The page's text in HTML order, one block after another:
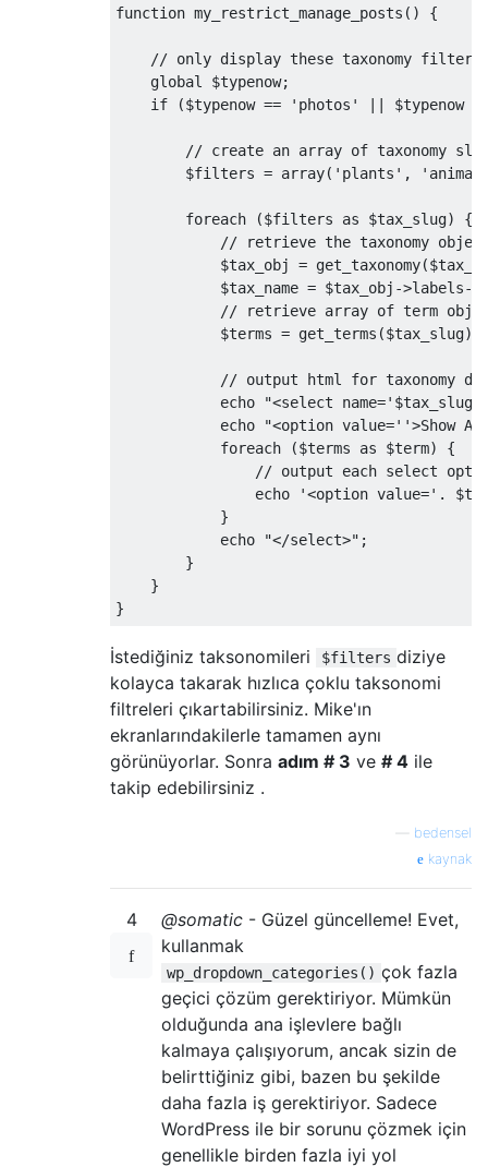
function my_restrict_manage_posts () {
// only display these taxonomy filters
global
$typenow;
if
($typenow == 'photos' $typenow
// create an array of taxonomy
        $filters
= array( 'plants' ,
foreach ($filters as $tax_slug)
{
// retrieve the taxonomy
            $tax_obj
= get_taxonomy(
            $tax_name
= $tax_obj ->labels->
// retrieve array of term
            $terms
= get_terms ($tax_slug);
// output html for taxonomy
            echo
"<select
            echo
"<option value=''>Show
foreach
($terms as $term)
{
// output each select
                echo
'<option value=' .
}
            echo
"</select>" ;
}
}
}
İstediğiniz taksonomileri $filters diziye
kolayca takarak hızlıca çoklu taksonomi
filtreleri çıkartabilirsiniz. Mike'ın
ekranlarındakilerle tamamen aynı
görünüyorlar. Sonra adım # 3 ve # 4 ile
takip edebilirsiniz .
bedensel
kaynak
4 @somatic - Güzel güncelleme! Evet,
kullanmak
wp_dropdown_categories() çok fazla
geçici çözüm gerektiriyor. Mümkün
olduğunda ana işlevlere bağlı
kalmaya çalışıyorum, ancak sizin de
belirttiğiniz gibi, bazen bu şekilde
daha fazla iş gerektiriyor. Sadece
WordPress ile bir sorunu çözmek için
genellikle birden fazla iyi yol